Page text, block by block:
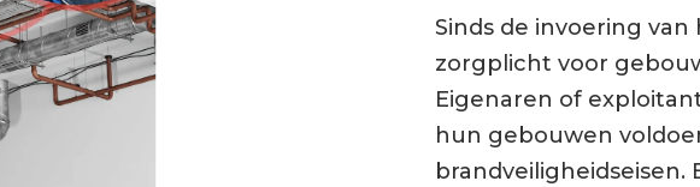
Sinds de invoering van
zorgplicht voor
Eigenaren of
hun gebouwen